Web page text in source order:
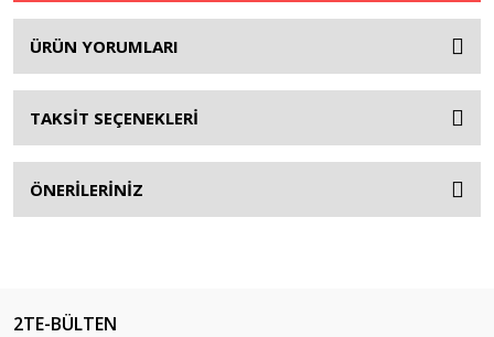
ÜRÜN YORUMLARI
TAKSİT SEÇENEKLERİ
ÖNERİLERİNİZ
2TE-BÜLTEN